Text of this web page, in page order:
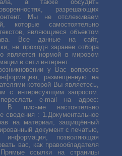
а также обсудить
разрешающих
Мы не отслеживаем
которые самостоятельно
являющиеся объектом
Все данные на сайт,
не проходя заранее отбора
является нормой в мировом
в сети интернет.
у Вас вопросов
размещенную на
которой Вы являетесь,
с интересующим запросом.
е-mail на адрес:
В письме настоятельно
сведения : 1.Документальное
на материал, защищённый
документ с печатью,
информация, позволяющая
вас, как правообладателя
ссылки на страницы